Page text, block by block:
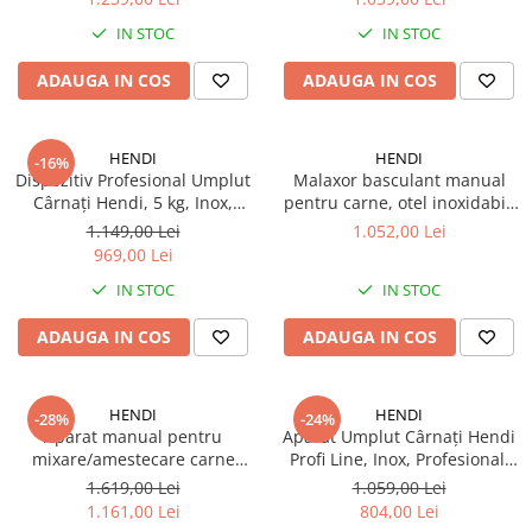
Ventuze cu brate pentru transport
Masini de spalat rufe cu uscator
Uscatoare de rufe
Masini de facut paine
incorporabile
Seturi oale
SANDWICH MAKER
Storcatoare de fructe
Televizoare
IN STOC
ADAUGA IN COS
IN STOC
ADAUGA IN COS
-16% HENDI
Dispozitiv Profesional Umplut
Cârnați Hendi, 5 kg, Inox,
Sistem 2 Viteze, 4 Pâlnii
1.149,00 Lei
969,00 Lei
IN STOC
ADAUGA IN COS
HENDI
Malaxor basculant manual
pentru carne, otel inoxidabil,
11L
1.052,00 Lei
IN STOC
ADAUGA IN COS
-28% HENDI
Aparat manual pentru
mixare/amestecare carne
pentru carnati, capacitate 18
L, 7kg, inox AISI
1.619,00 Lei
1.161,00 Lei
-24% HENDI
Aparat Umplut Cârnați Hendi
Profi Line, Inox, Profesional,
3L, Manual, 3 Pâlnii Incluse
1.059,00 Lei
804,00 Lei